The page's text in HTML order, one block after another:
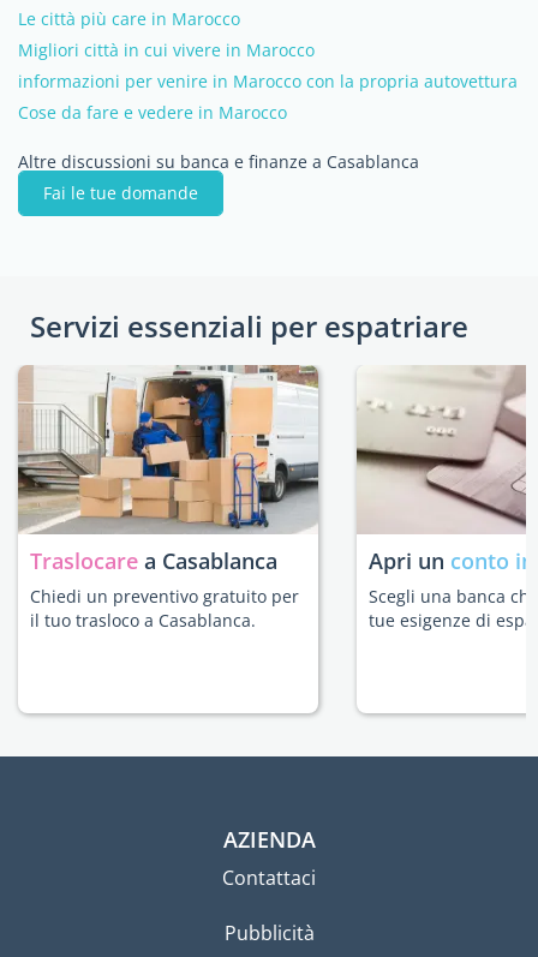
Le città più care in Marocco
Migliori città in cui vivere in Marocco
informazioni per venire in Marocco con la propria autovettura
Cose da fare e vedere in Marocco
Altre discussioni su banca e finanze a Casablanca
Fai le tue domande
Servizi essenziali per espatriare
Traslocare a Casablanca
Chiedi un preventivo gratuito per
il tuo trasloco a Casablanca.
Apri un conto
Scegli una banca
tue esigenze di
AZIENDA
Contattaci
Pubblicità